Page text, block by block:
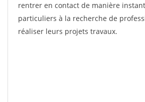
rentrer en contact de manière
particuliers à la recherche de
réaliser leurs projets travaux.